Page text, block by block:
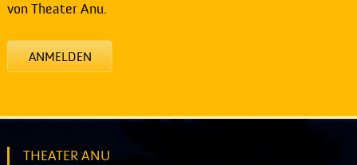
von Theater Anu.
ANMELDEN
THEATER ANU